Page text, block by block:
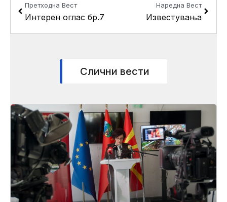
Претходна Вест
Интерен оглас бр.7
Наредна Вест
Известувања
Слични вести